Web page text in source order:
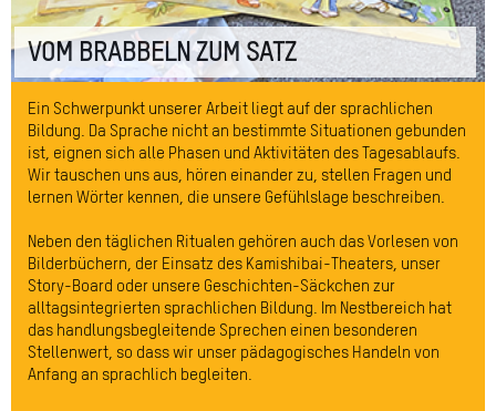
VOM BRABBELN ZUM SATZ
Ein Schwerpunkt unserer Arbeit liegt auf der sprachlichen
Bildung. Da Sprache nicht an bestimmte Situationen gebunden
ist, eignen sich alle Phasen und Aktivitäten des Tagesablaufs.
Wir tauschen uns aus, hören einander zu, stellen Fragen und
lernen Wörter kennen, die unsere Gefühlslage beschreiben.
Neben den täglichen Ritualen gehören auch das Vorlesen von
Bilderbüchern, der Einsatz des Kamishibai-Theaters, unser
Story-Board oder unsere Geschichten-Säckchen zur
alltagsintegrierten sprachlichen Bildung. Im Nestbereich hat
das handlungsbegleitende Sprechen einen besonderen
Stellenwert, so dass wir unser pädagogisches Handeln von
Anfang an sprachlich begleiten.